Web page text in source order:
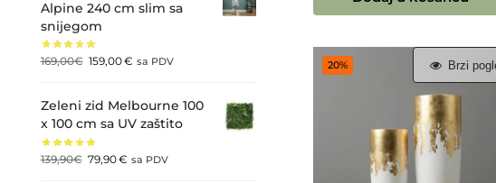
20% Brzi
Alpine 240 cm slim sa
snijegom
169,00€ 159,00€ sa PDV
Zeleni zid Melbourne 100
x 100 cm sa UV zaštito
139,90€ 79,90€ sa PDV